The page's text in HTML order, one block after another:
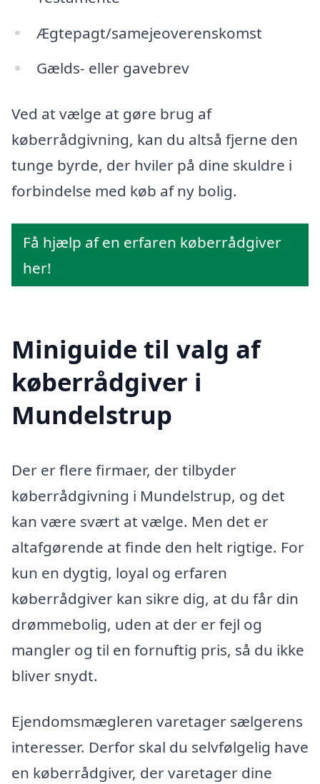
Ægtepagt/samejeoverenskomst
Gælds- eller gavebrev
Ved at vælge at gøre brug af
køberrådgivning, kan du altså fjerne den
tunge byrde, der hviler på dine skuldre i
forbindelse med køb af ny bolig.
Få hjælp af en erfaren køberrådgiver
her!
Miniguide til valg af
køberrådgiver i
Mundelstrup
Der er flere firmaer, der tilbyder
køberrådgivning i Mundelstrup, og det
kan være svært at vælge. Men det er
altafgørende at finde den helt rigtige. For
kun en dygtig, loyal og erfaren
køberrådgiver kan sikre dig, at du får din
drømmebolig, uden at der er fejl og
mangler og til en fornuftig pris, så du ikke
bliver snydt.
Ejendomsmægleren varetager sælgerens
interesser. Derfor skal du selvfølgelig have
en køberrådgiver, der varetager dine